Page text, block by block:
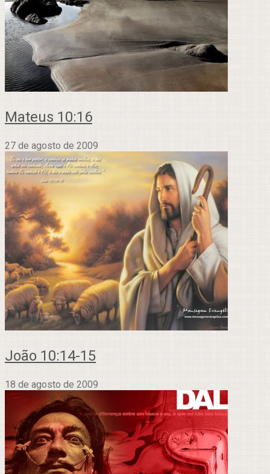
Mateus 10:16
27 de agosto de 2009
João 10:14-15
18 de agosto de 2009